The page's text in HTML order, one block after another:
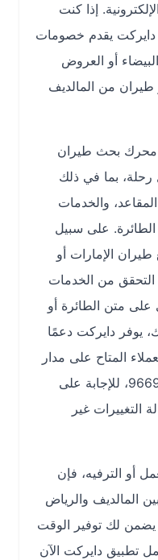
إذا كنت
يقدم خصومات
أو العروض
من المالديف
بحث طيران
بما في ذلك
والخدمات
على سبيل
الإمارات أو
من الخدمات
الطائرة أو
دايركت دعمًا
على مدار
عبر الرقم +966920014118، للإجابة على
غير
فإن
والرياض
توفير الوقت
دايركت الآن